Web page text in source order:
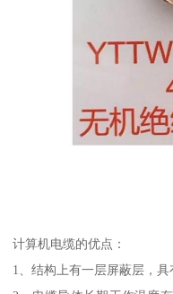
计算机电缆的优点：
1、结构上有一层屏蔽层，